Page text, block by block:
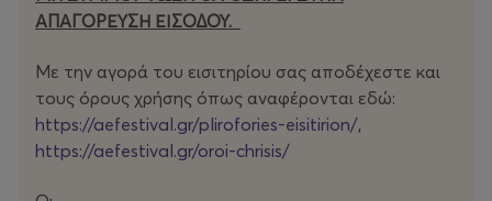
Μέρος I
Hymnus: Veni, Creator Spiritus
Ύμνος: Έλα, Γενεσιουργό Πνεύμα
ΑΠΑΓΟΡΕΥΣΗ ΕΙΣΟΔΟΥ.
Με την αγορά του εισιτηρίου σας αποδέχεστε και
τους όρους χρήσης όπως αναφέρονται εδώ:
https://aefestival.gr/plirofories-eisitirion/,
https://aefestival.gr/oroi-chrisis/